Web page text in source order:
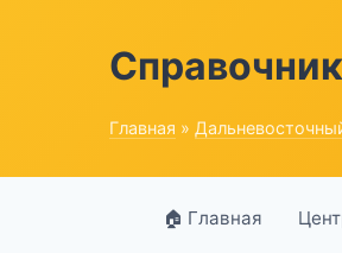
Главная »
🏠 Главная